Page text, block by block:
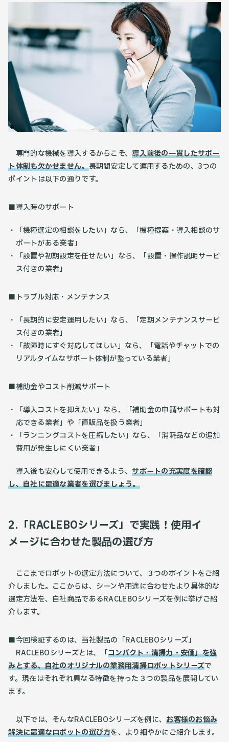
専門的な機械を導入するからこそ、導入前後の一貫したサポー
ト体制も欠かせません。長期間安定して運用するための、3つの
ポイントは以下の通りです。
■導入時のサポート
「機種選定の相談をしたい」なら、「機種提案・導入相談のサ
ポートがある業者」
「設置や初期設定を任せたい」なら、「設置・操作説明サービ
ス付きの業者」
■トラブル対応・メンテナンス
「長期的に安定運用したい」なら、「定期メンテナンスサービ
ス付きの業者」
「故障時にすぐ対応してほしい」なら、「電話やチャットでの
リアルタイムなサポート体制が整っている業者」
■補助金やコスト削減サポート
「導入コストを抑えたい」なら、「補助金の申請サポートも対
応できる業者」や「直販品を扱う業者」
「ランニングコストを圧縮したい」なら、「消耗品などの追加
費用が発生しにくい業者」
導入後も安心して使用できるよう、サポートの充実度を確認
し、自社に最適な業者を選びましょう。
2.「RACLEBOシリーズ」で実践！使用イ
メージに合わせた製品の選び方
ここまでロボットの選定方法について、３つのポイントをご紹
介しました。ここからは、シーンや用途に合わせたより具体的な
選定方法を、自社商品であるRACLEBOシリーズを例に挙げご紹
介します。
■今回検証するのは、当社製品の「RACLEBOシリーズ」
RACLEBOシリーズとは、「コンパクト・清掃力・安価」を強
みとする、自社のオリジナルの業務用清掃ロボットシリーズで
す。現在はそれぞれ異なる特徴を持った３つの製品を展開してい
ます。
以下では、そんなRACLEBOシリーズを例に、お客様のお悩み
解決に最適なロボットの選び方を、より細やかにご紹介します。